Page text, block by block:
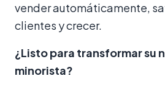
vender automáticamente,
clientes y crecer.
¿Listo para transformar su
minorista?